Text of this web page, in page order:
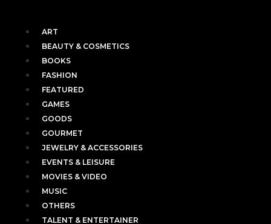
ART
BEAUTY & COSMETICS
BOOKS
FASHION
FEATURED
GAMES
GOODS
GOURMET
JEWELRY & ACCESSORIES
EVENTS & LEISURE
MOVIES & VIDEO
MUSIC
OTHERS
TALENT & ENTERTAINER